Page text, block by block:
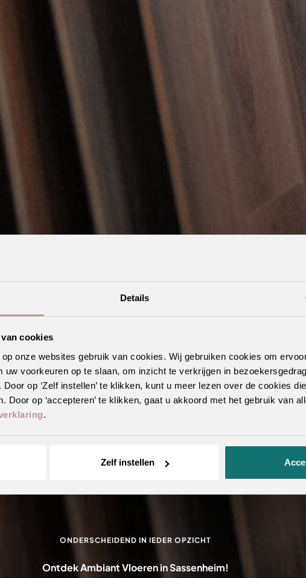
Details
cookies
onze websites gebruik van cookies. Wij gebruiken cookies om
uw voorkeuren op te slaan, om inzicht te verkrijgen in
op ‘Zelf instellen’ te klikken, kunt u meer lezen over de cookies
Door op ‘accepteren’ te klikken, gaat u akkoord met het gebruik van
.
Zelf instellen
ONDERSCHEIDEND IN IEDER OPZICHT
Ontdek Ambiant Vloeren in Sassenheim!